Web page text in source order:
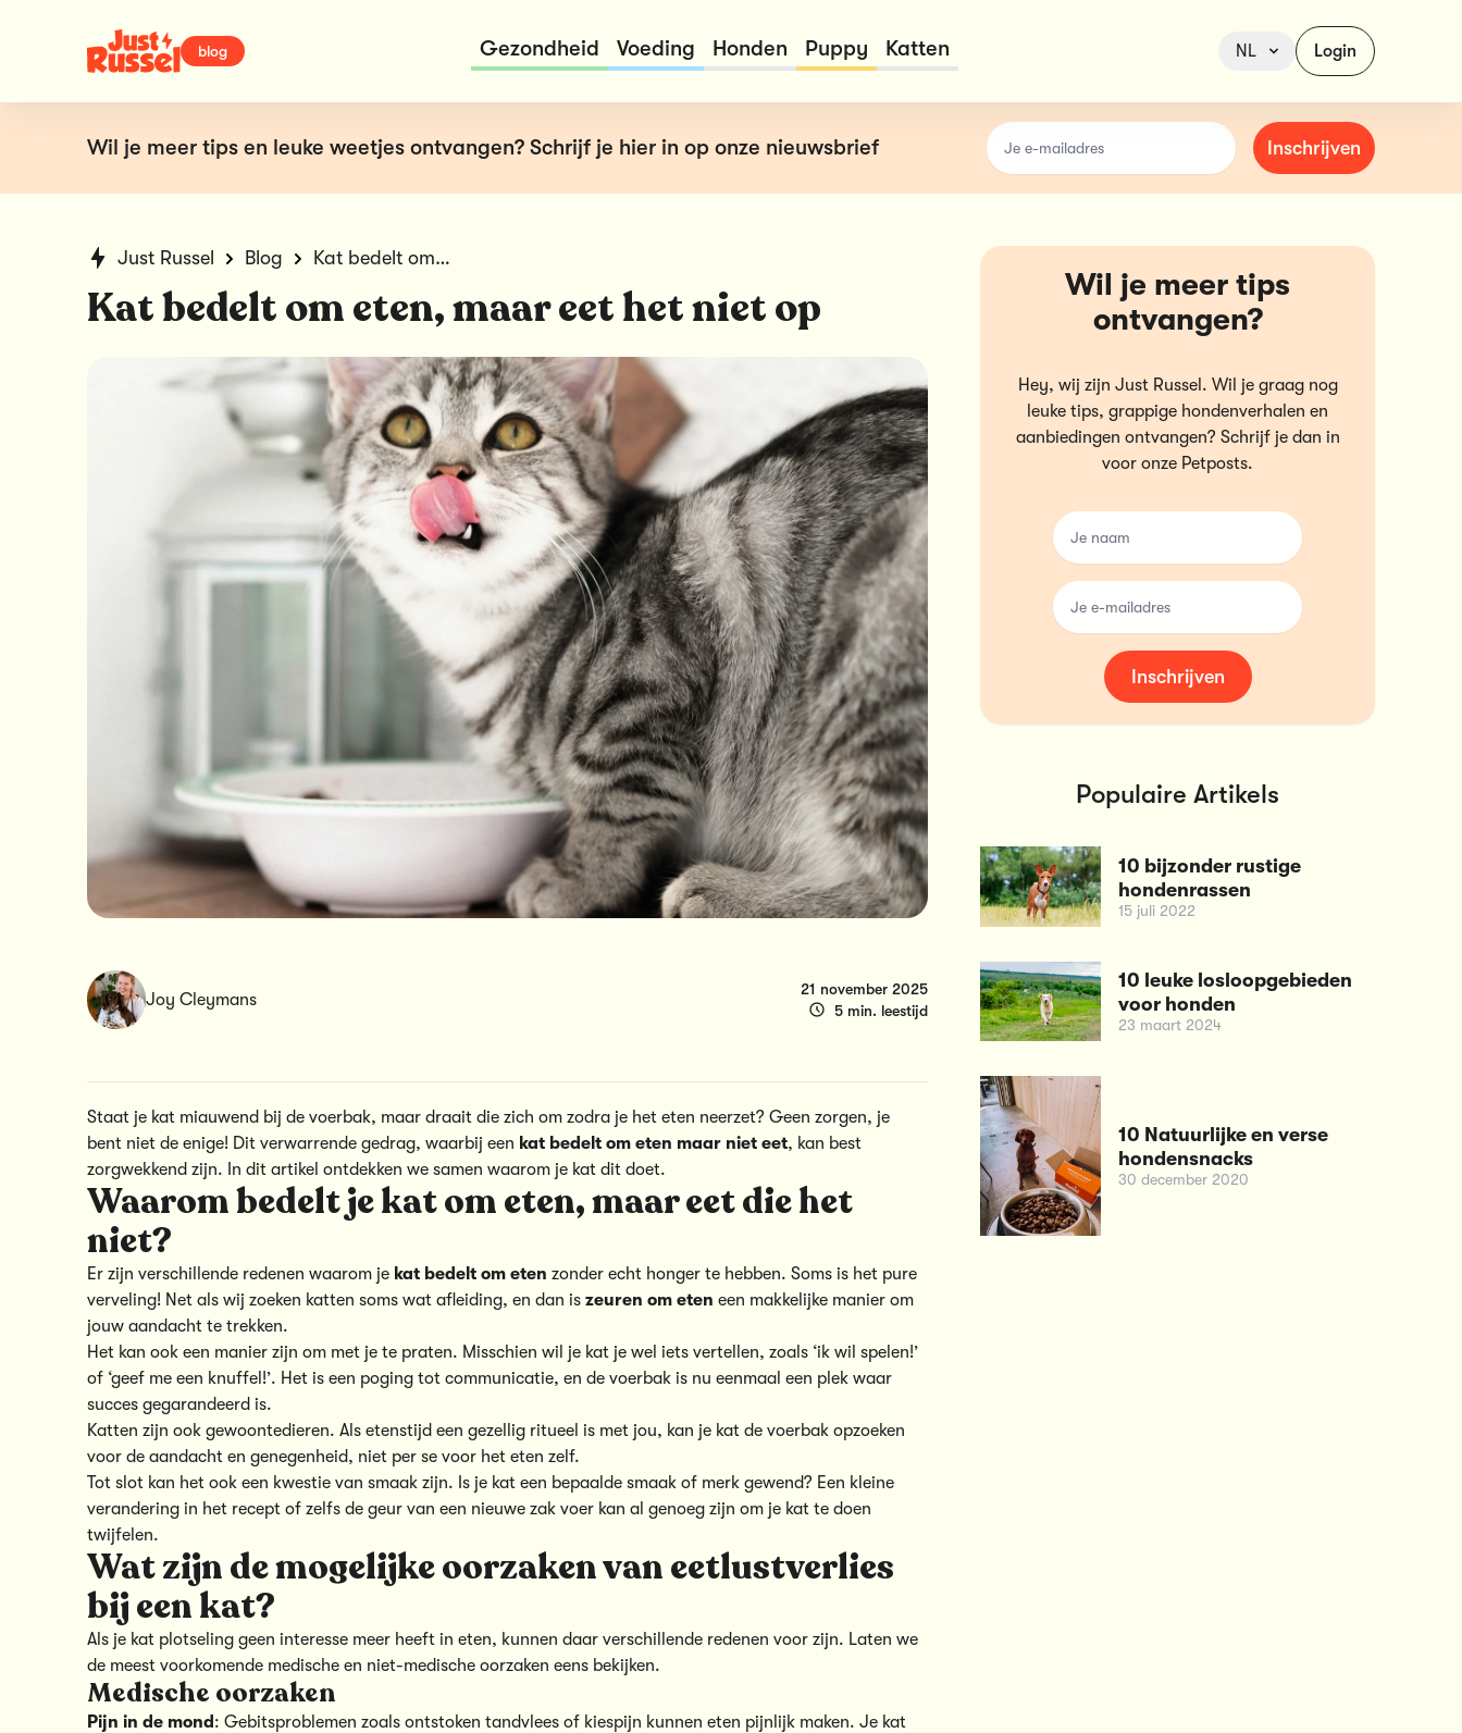
blog Gezondheid Voeding Honden Puppy Katten NL Login
Wil je meer tips en leuke weetjes ontvangen? Schrijf je hier in op onze nieuwsbrief
email
Inschrijven
Wil je meer tips
ontvangen?
Hey, wij zijn Just Russel. Wil je graag nog
leuke tips, grappige hondenverhalen en
aanbiedingen ontvangen? Schrijf je dan in
voor onze Petposts.
name
email
Inschrijven
Populaire Artikels
10 bijzonder rustige
hondenrassen
15 juli 2022
10 leuke losloopgebieden
voor honden
23 maart 2024
10 Natuurlijke en verse
hondensnacks
30 december 2020
Just Russel Blog Kat bedelt om eten, maar eet het niet op
Kat bedelt om eten, maar eet het niet op
Joy Cleymans
21 november 2025
5 min. leestijd
Staat je kat miauwend bij de voerbak, maar draait die zich om zodra je het eten neerzet? Geen zorgen, je
bent niet de enige! Dit verwarrende gedrag, waarbij een kat bedelt om eten maar niet eet, kan best
zorgwekkend zijn. In dit artikel ontdekken we samen waarom je kat dit doet.
Waarom bedelt je kat om eten, maar eet die het
niet?
Er zijn verschillende redenen waarom je kat bedelt om eten zonder echt honger te hebben. Soms is het pure
verveling! Net als wij zoeken katten soms wat afleiding, en dan is zeuren om eten een makkelijke manier om
jouw aandacht te trekken.
Het kan ook een manier zijn om met je te praten. Misschien wil je kat je wel iets vertellen, zoals ‘ik wil spelen!’
of ‘geef me een knuffel!’. Het is een poging tot communicatie, en de voerbak is nu eenmaal een plek waar
succes gegarandeerd is.
Katten zijn ook gewoontedieren. Als etenstijd een gezellig ritueel is met jou, kan je kat de voerbak opzoeken
voor de aandacht en genegenheid, niet per se voor het eten zelf.
Tot slot kan het ook een kwestie van smaak zijn. Is je kat een bepaalde smaak of merk gewend? Een kleine
verandering in het recept of zelfs de geur van een nieuwe zak voer kan al genoeg zijn om je kat te doen
twijfelen.
Wat zijn de mogelijke oorzaken van eetlustverlies
bij een kat?
Als je kat plotseling geen interesse meer heeft in eten, kunnen daar verschillende redenen voor zijn. Laten we
de meest voorkomende medische en niet-medische oorzaken eens bekijken.
Medische oorzaken
Pijn in de mond : Gebitsproblemen zoals ontstoken tandvlees of kiespijn kunnen eten pijnlijk maken. Je kat